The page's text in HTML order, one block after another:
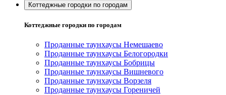
Коттеджные городки по городам
Коттеджные городки по городам
Проданные таунхаусы Немешаево
Проданные таунхаусы Белогородки
Проданные таунхаусы Бобрицы
Проданные таунхаусы Вишневого
Проданные таунхаусы Ворзеля
Проданные таунхаусы Гореничей